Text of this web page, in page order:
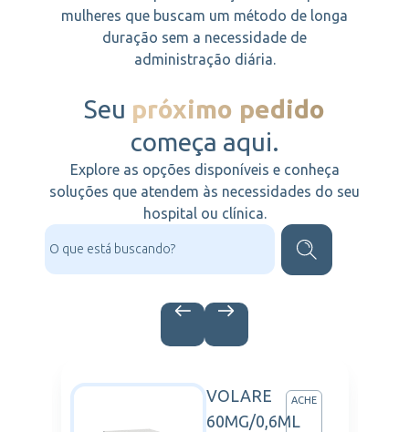
mulheres que buscam um método de longa
duração sem a necessidade de
administração diária.
Seu próximo pedido
começa aqui.
Explore as opções disponíveis e conheça
soluções que atendem às necessidades do seu
hospital ou clínica.
VOLARE
60MG/0,6ML
ACHE